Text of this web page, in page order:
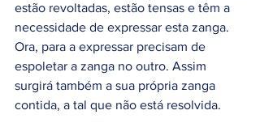
estão revoltadas, estão tensas e têm a
necessidade de expressar esta zanga.
Ora, para a expressar precisam de
espoletar a zanga no outro. Assim
surgirá também a sua própria zanga
contida, a tal que não está resolvida.